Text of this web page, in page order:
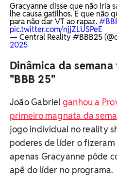
Gracyanne disse que não iria
lhe causa gatilhos. E que não
para não dar VT ao rapaz.
pic.twitter.com/njjZLUSPeE
— Central Reality #BBB25
2025
Dinâmica da
"BBB 25"
João Gabriel ganhou a
primeiro magnata da
jogo individual no reality
poderes de líder o fizeram
apenas Gracyanne pôde
apê do líder no programa.